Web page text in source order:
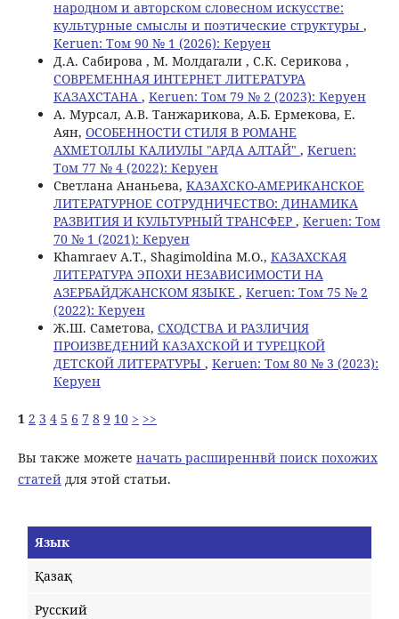
народном и авторском словесном искусстве:
культурные смыслы и поэтические структуры ,
Keruen: Том 90 № 1 (2026): Керуен
Д.А. Сабирова , М. Молдагали , С.К. Серикова ,
СОВРЕМЕННАЯ ИНТЕРНЕТ ЛИТЕРАТУРА
КАЗАХСТАНА , Keruen: Том 79 № 2 (2023): Керуен
А. Мурсал, А.В. Танжарикова, А.Б. Ермекова, Е.
Аян, ОСОБЕННОСТИ СТИЛЯ В РОМАНЕ
АХМЕТОЛЛЫ КАЛИУЛЫ "АРДА АЛТАЙ" , Keruen:
Том 77 № 4 (2022): Керуен
Светлана Ананьева, KАЗАХСКО-АМЕРИКАНСКОЕ
ЛИТЕРАТУРНОЕ СОТРУДНИЧЕСТВО: ДИНАМИКА
РАЗВИТИЯ И КУЛЬТУРНЫЙ ТРАНСФЕР , Keruen: Том
70 № 1 (2021): Керуен
Khamraev A.Т., Shagimoldinа M.O., КАЗАХСКАЯ
ЛИТЕРАТУРА ЭПОХИ НЕЗАВИСИМОСТИ НА
АЗЕРБАЙДЖАНСКОМ ЯЗЫКЕ , Keruen: Том 75 № 2
(2022): Керуен
Ж.Ш. Саметова, СХОДСТВА И РАЗЛИЧИЯ
ПРОИЗВЕДЕНИЙ КАЗАХСКОЙ И ТУРЕЦКОЙ
ДЕТСКОЙ ЛИТЕРАТУРЫ , Keruen: Том 80 № 3 (2023):
Керуен
1 2 3 4 5 6 7 8 9 10 > >>
Вы также можете начать расширеннвй поиск похожих
статейдля этой статьи.
Язык
Қазақ
Русский